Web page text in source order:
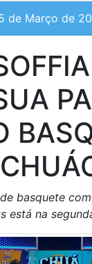
de Março de
basquete
está na